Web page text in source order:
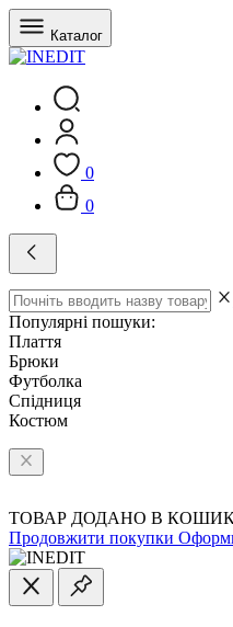
Каталог
0
0
Популярні пошуки:
Плаття
Брюки
Футболка
Спідниця
Костюм
ТОВАР ДОДАНО В
Продовжити покупки